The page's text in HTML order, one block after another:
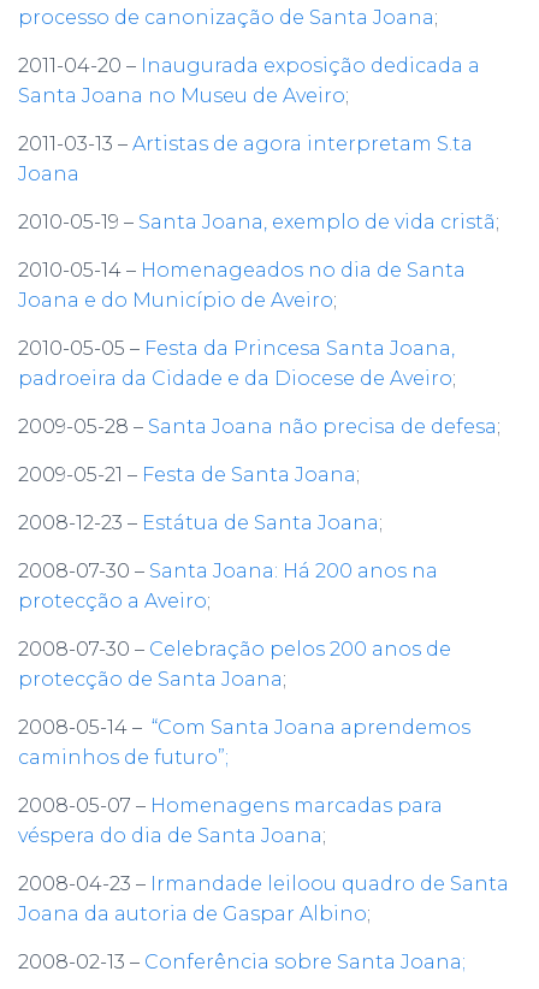
processo de canonização de Santa Joana;
2011-04-20 – Inaugurada exposição dedicada a
Santa Joana no Museu de Aveiro;
2011-03-13 – Artistas de agora interpretam S.ta
Joana
2010-05-19 – Santa Joana, exemplo de vida cristã;
2010-05-14 – Homenageados no dia de Santa
Joana e do Município de Aveiro;
2010-05-05 – Festa da Princesa Santa Joana,
padroeira da Cidade e da Diocese de Aveiro;
2009-05-28 – Santa Joana não precisa de defesa;
2009-05-21 – Festa de Santa Joana;
2008-12-23 – Estátua de Santa Joana;
2008-07-30 – Santa Joana: Há 200 anos na
protecção a Aveiro;
2008-07-30 – Celebração pelos 200 anos de
protecção de Santa Joana;
2008-05-14 – “Com Santa Joana aprendemos
caminhos de futuro”;
2008-05-07 – Homenagens marcadas para
véspera do dia de Santa Joana;
2008-04-23 – Irmandade leiloou quadro de Santa
Joana da autoria de Gaspar Albino;
2008-02-13 – Conferência sobre Santa Joana;